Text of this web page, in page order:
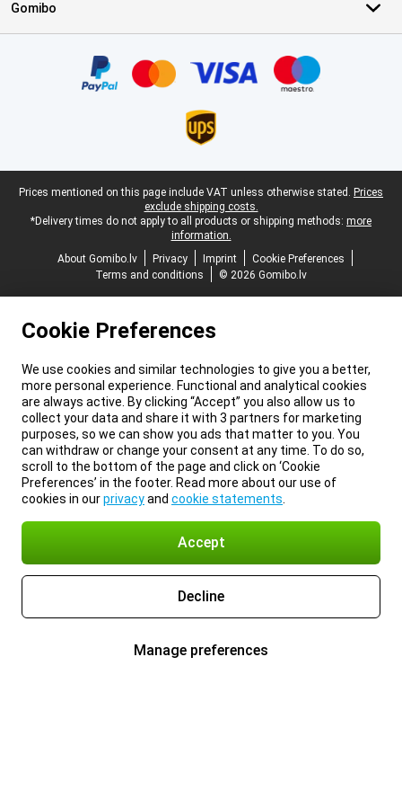
Gomibo
Legal footer
Prices mentioned on this page include VAT unless otherwise stated. Prices
exclude shipping costs.
*Delivery times do not apply to all products or shipping methods: more
information.
About Gomibo.lv
Privacy Imprint
Cookie Preferences
Terms and conditions
© 2026 Gomibo.lv
Cookie Preferences
We use cookies and similar technologies to give you a better,
more personal experience. Functional and analytical cookies
are always active. By clicking “Accept” you also allow us to
collect your data and share it with 3 partners for marketing
purposes, so we can show you ads that matter to you. You
can withdraw or change your consent at any time. To do so,
scroll to the bottom of the page and click on ‘Cookie
Preferences’ in the footer. Read more about our use of
cookies in ourprivacyand cookie statements
Accept
Decline
Manage preferences